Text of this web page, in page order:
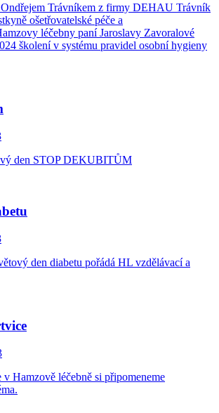
Ondřejem Trávníkem z firmy DEHAU Trávník
ošetřovatelské péče a
léčebny paní Jaroslavy Zavoralové
školení v systému pravidel osobní hygieny
den STOP DEKUBITŮM
den diabetu pořádá HL vzdělávací a
Hamzově léčebně si připomeneme